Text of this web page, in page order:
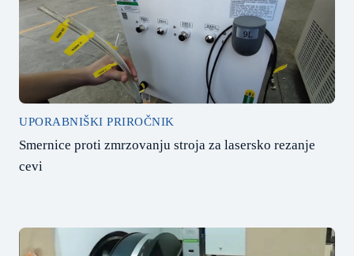
UPORABNIŠKI PRIROČNIK
Smernice proti zmrzovanju stroja za lasersko rezanje
cevi